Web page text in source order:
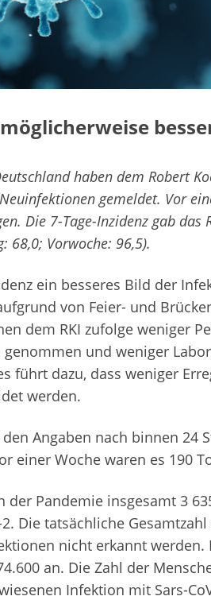
haben dem Robert
gemeldet. Vor
Die 7-Tage-Inzidenz gab
68,0; Vorwoche: 96,5).
ein besseres Bild der
von Feier- und
dem RKI zufolge weniger
und weniger
führt dazu, dass weniger
werden.
Angaben nach binnen 24
einer Woche waren es 190
der Pandemie insgesamt 3
Die tatsächliche
nicht erkannt werden.
an. Die Zahl der
Infektion mit Sars-